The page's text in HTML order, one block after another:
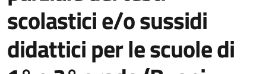
scolastici e/o sussidi
didattici per le scuole di